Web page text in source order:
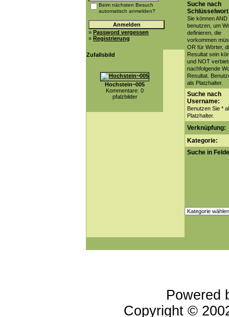
Beim nächsten Besuch
automatisch anmelden?
» Password vergessen
» Registrierung
Zufallsbild
Hochstein~005
Kommentare: 0
pfalzbilder
Suche nach
Sie können AND
benutzen, um
definieren, die
vorkommen
OR für Wörter,
Resultat sein
und NOT
nachfolgende
Resultat.
als Platzhalter.
Suche nach
Username:
Benutzen Sie *
Platzhalter.
Verknüpfung:
Kategorie:
Suche in
Powered
Copyright ©